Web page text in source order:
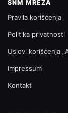
SNM MREŽA
Pravila korišćenja
Politika privatnosti
Uslovi korišćenja
Impressum
Kontakt